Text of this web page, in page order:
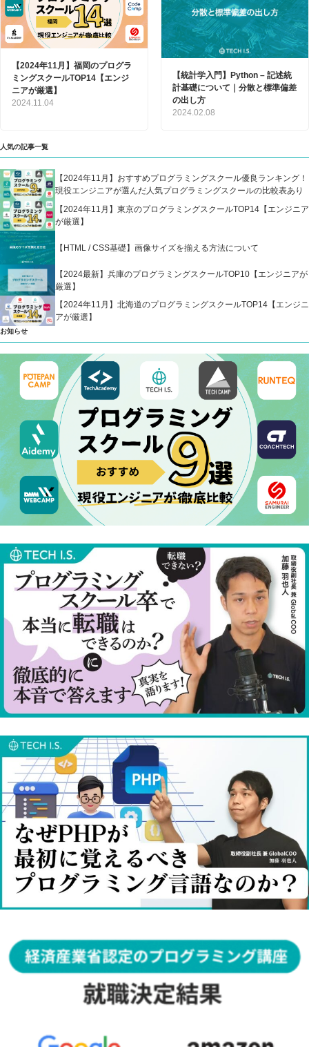
【2024年11月】福岡のプログラ
ミングスクールTOP14【エンジ
ニアが厳選】
2024.11.04
【統計学入門】Python – 記述統
計基礎について｜分散と標準偏差
の出し方
2024.02.08
人気の記事一覧
【2024年11月】おすすめプログラミングスクール優良ランキング！
現役エンジニアが選んだ人気プログラミングスクールの比較表あり
【2024年11月】東京のプログラミングスクールTOP14【エンジニア
が厳選】
【HTML / CSS基礎】画像サイズを揃える方法について
【2024最新】兵庫のプログラミングスクールTOP10【エンジニアが
厳選】
【2024年11月】北海道のプログラミングスクールTOP14【エンジニ
アが厳選】
お知らせ